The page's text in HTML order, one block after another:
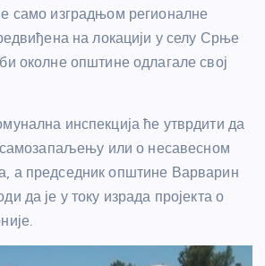
само изградњом регионалне
на локацији у селу Срње
околне општине одлагале свој
инспекција ће утврдити да
самозапаљењу или о несавесном
а председник општине Варварин
да је у току израда пројекта о